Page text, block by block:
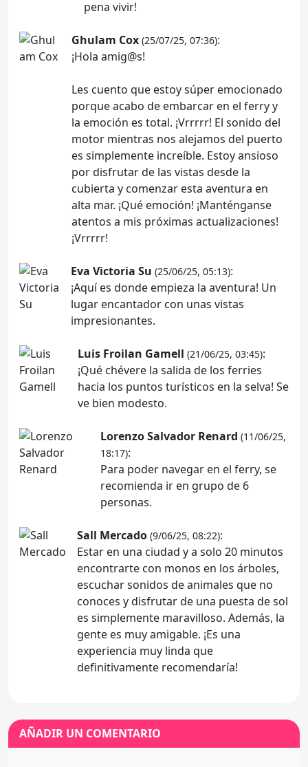
pena vivir!
Ghulam Cox (25/07/25, 07:36):
¡Hola amig@s!
Les cuento que estoy súper emocionado
porque acabo de embarcar en el ferry y
la emoción es total. ¡Vrrrrr! El sonido del
motor mientras nos alejamos del puerto
es simplemente increíble. Estoy ansioso
por disfrutar de las vistas desde la
cubierta y comenzar esta aventura en
alta mar. ¡Qué emoción! ¡Manténganse
atentos a mis próximas actualizaciones!
¡Vrrrrr!
Eva Victoria Su (25/06/25, 05:13):
¡Aquí es donde empieza la aventura! Un
lugar encantador con unas vistas
impresionantes.
Luis Froilan Gamell (21/06/25, 03:45):
¡Qué chévere la salida de los ferries
hacia los puntos turísticos en la selva! Se
ve bien modesto.
Lorenzo Salvador Renard (11/06/25,
18:17):
Para poder navegar en el ferry, se
recomienda ir en grupo de 6
personas.
Sall Mercado (9/06/25, 08:22):
Estar en una ciudad y a solo 20 minutos
encontrarte con monos en los árboles,
escuchar sonidos de animales que no
conoces y disfrutar de una puesta de sol
es simplemente maravilloso. Además, la
gente es muy amigable. ¡Es una
experiencia muy linda que
definitivamente recomendaría!
AÑADIR UN COMENTARIO